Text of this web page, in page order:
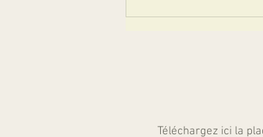
Téléchargez ici la